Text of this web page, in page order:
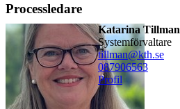
Processledare
Katarina Tillman
systemförvaltare
tillman@kth.se
087906563
Profil